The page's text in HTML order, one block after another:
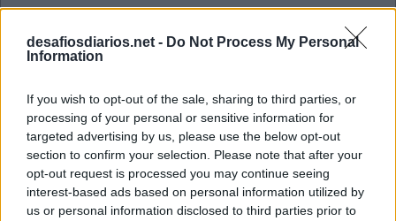
desafiosdiarios.net - Do Not Process My Personal
Information
If you wish to opt-out of the sale, sharing to third parties, or
processing of your personal or sensitive information for
targeted advertising by us, please use the below opt-out
section to confirm your selection. Please note that after your
opt-out request is processed you may continue seeing
interest-based ads based on personal information utilized by
us or personal information disclosed to third parties prior to
Mini Julho 7 2026 Cruzadinha
B T
S
B
A B A
S
O
N Y
O
B
A S A
L